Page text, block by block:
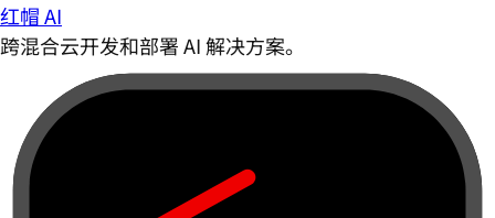
红帽 AI
跨混合云开发和部署 AI 解决方案。